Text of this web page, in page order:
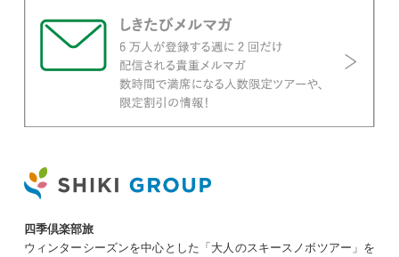
四季倶楽部旅
ウィンターシーズンを中心とした「大人のスキースノボツアー」を